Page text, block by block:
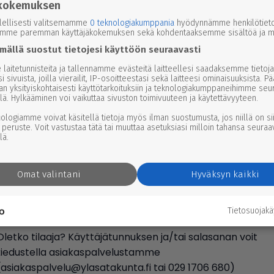
3.00 4min
torilla kauppa käy per­jan­tai­sin –
on tuloil­laan
tilaaja? Käyttäjätunnuksen ja/tai salasanan voit
asiakaspalvelustamme
tai 029 1706 680)
valitsemamme 0 teknologiakumppania hyödynnämme
paremman käyttäjäkokemuksen sekä kohdentaaksemme sisältöä ja
suostut tietojesi käyttöön seuraavasti
laitetunnisteita ja tallennamme evästeitä laitteellesi saadaksemme tietoja
sivuista, joilla vierailit, IP-osoitteestasi sekä laitteesi ominaisuuksista.
yksityiskohtaisesti käyttötarkoituksiin ja teknologiakumppaneihimme
Hylkääminen voi vaikuttaa sivuston toimivuuteen ja käytettävyyteen.
voivat käsitellä tietoja myös ilman suostumusta, jos niillä on
Voit vastustaa tätä tai muuttaa asetuksiasi milloin tahansa
Hyväksyn kaikki
Omat valintani